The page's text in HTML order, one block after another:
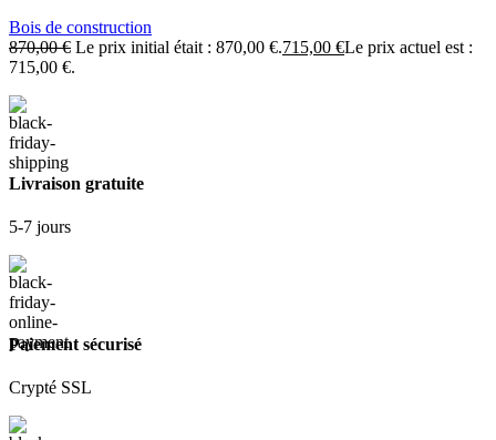
Bois de construction
870,00€ Le prix initial était : 870,00 €.715,00 €Le prix actuel est :
715,00 €.
Livraison gratuite
5-7 jours
Paiement sécurisé
Crypté SSL